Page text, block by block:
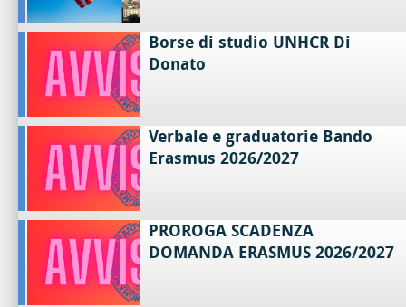
Borse di studio UNHCR Di
Donato
Verbale e graduatorie Bando
Erasmus 2026/2027
PROROGA SCADENZA
DOMANDA ERASMUS 2026/2027